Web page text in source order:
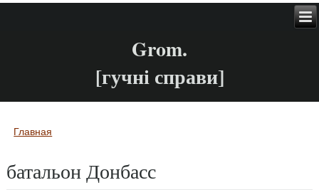
Grom.
[гучні справи]
Вы здесь
Главная
батальон Донбасс